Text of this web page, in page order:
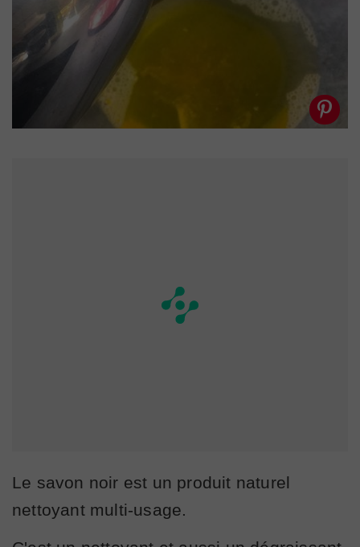
Le savon noir est un produit naturel
nettoyant multi-usage.